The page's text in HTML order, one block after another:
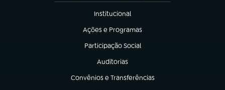
Institucional
(abre em nova aba)
Ações e Programas
(abre em nova aba)
Participação Social
(abre em nova aba)
Auditorias
(abre em nova aba)
Convênios e Transferências
(abre em nova aba)